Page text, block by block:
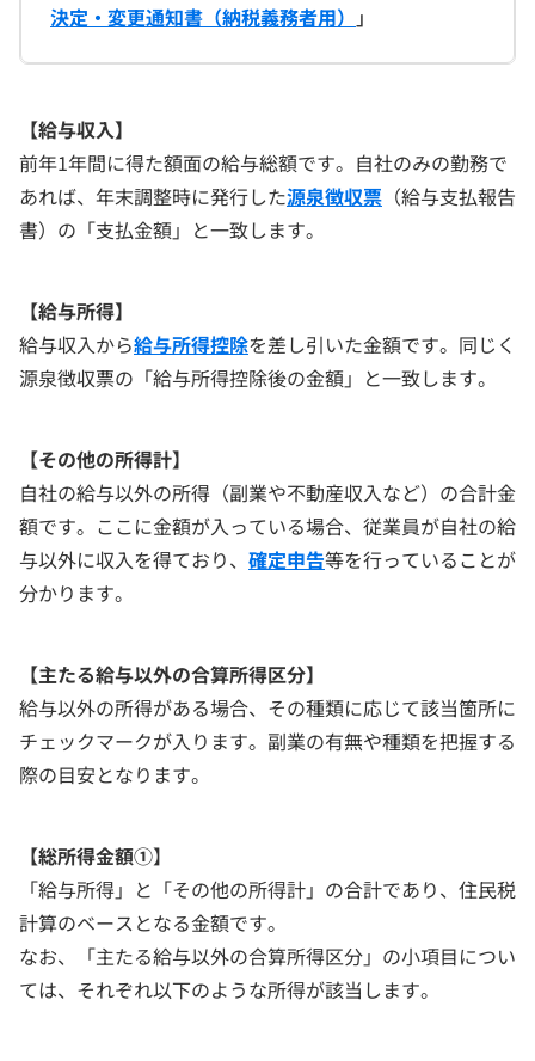
決定・変更通知書（納税義務者用） 」
【給与収入】
前年1年間に得た額面の給与総額です。自社のみの勤務で
あれば、年末調整時に発行した源泉徴収票 （給与支払報告
書）の「支払金額」と一致します。
【給与所得】
給与収入から給与所得控除を差し引いた金額です。同じく
源泉徴収票の「給与所得控除後の金額」と一致します。
【その他の所得計】
自社の給与以外の所得（副業や不動産収入など）の合計金
額です。ここに金額が入っている場合、従業員が自社の給
与以外に収入を得ており、 確定申告等を行っていることが
分かります。
【主たる給与以外の合算所得区分】
給与以外の所得がある場合、その種類に応じて該当箇所に
チェックマークが入ります。副業の有無や種類を把握する
際の目安となります。
【総所得金額①】
「給与所得」と「その他の所得計」の合計であり、住民税
計算のベースとなる金額です。
なお、「主たる給与以外の合算所得区分」の小項目につい
ては、それぞれ以下のような所得が該当します。